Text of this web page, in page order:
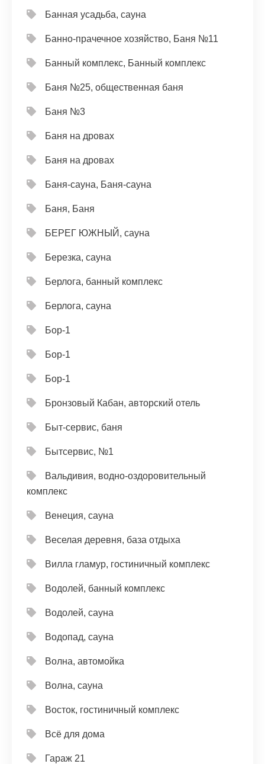
Банная усадьба, сауна
Банно-прачечное хозяйство, Баня №11
Банный комплекс, Банный комплекс
Баня №25, общественная баня
Баня №3
Баня на дровах
Баня на дровах
Баня-сауна, Баня-сауна
Баня, Баня
БЕРЕГ ЮЖНЫЙ, сауна
Березка, сауна
Берлога, банный комплекс
Берлога, сауна
Бор-1
Бор-1
Бор-1
Бронзовый Кабан, авторский отель
Быт-сервис, баня
Бытсервис, №1
Вальдивия, водно-оздоровительный
комплекс
Венеция, сауна
Веселая деревня, база отдыха
Вилла гламур, гостиничный комплекс
Водолей, банный комплекс
Водолей, сауна
Водопад, сауна
Волна, автомойка
Волна, сауна
Восток, гостиничный комплекс
Всё для дома
Гараж 21